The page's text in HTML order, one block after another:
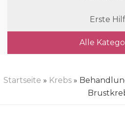
Erste
Alle
Startseite » Krebs»